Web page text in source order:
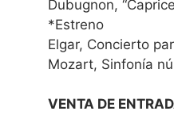
Dubugnon,
*Estreno
Elgar, Concierto
Mozart, Sinfonía
VENTA DE